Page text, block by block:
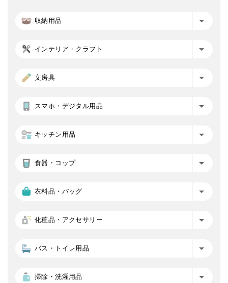
収納用品
インテリア・クラフト
文房具
スマホ・デジタル用品
キッチン用品
食器・コップ
衣料品・バッグ
化粧品・アクセサリー
バス・トイレ用品
掃除・洗濯用品